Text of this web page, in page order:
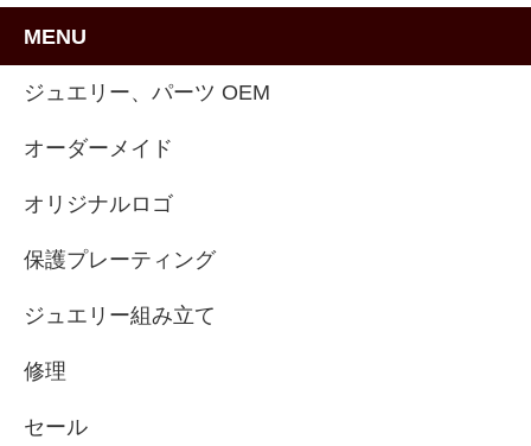
MENU
ジュエリー、パーツ OEM
オーダーメイド
オリジナルロゴ
保護プレーティング
ジュエリー組み立て
修理
セール